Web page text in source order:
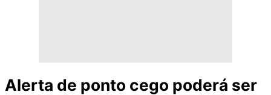
Alerta de ponto cego poderá ser